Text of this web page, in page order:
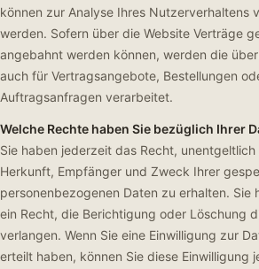
können zur Analyse Ihres Nutzerverhaltens
werden. Sofern über die Website Verträge
angebahnt werden können, werden die
auch für Vertragsangebote, Bestellungen
Auftragsanfragen verarbeitet.
Welche Rechte haben Sie bezüglich Ihrer
Sie haben jederzeit das Recht,
Herkunft, Empfänger und Zweck Ihrer
personenbezogenen Daten zu erhalten. Sie
ein Recht, die Berichtigung oder Löschung
verlangen. Wenn Sie eine Einwilligung zur
erteilt haben, können Sie diese Einwilligung